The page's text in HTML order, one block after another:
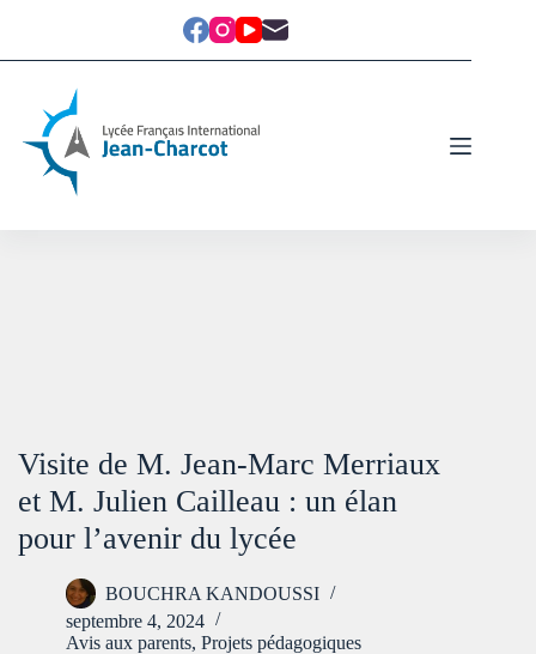
Visite de M. Jean-Marc Merriaux
et M. Julien Cailleau : un élan
pour l’avenir du lycée
BOUCHRA KANDOUSSI
septembre 4, 2024
Avis aux parents, Projets pédagogiques